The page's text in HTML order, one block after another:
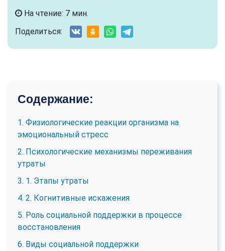
На чтение: 7 мин.
Поделиться:
Содержание:
1. Физиологические реакции организма на
эмоциональный стресс
2. Психологические механизмы переживания
утраты
3. 1. Этапы утраты
4. 2. Когнитивные искажения
5. Роль социальной поддержки в процессе
восстановления
6. Виды социальной поддержки